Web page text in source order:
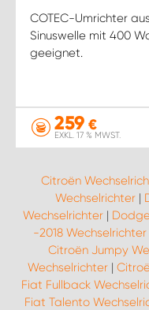
COTEC-Umrichter
Sinuswelle mit 400
geeignet.
259 €
EXKL. 17 % MWST.
Citroën
Wechselrichter|
Wechselrichter |
-2018 Wechselrichter
Citroën Jumpy
Wechselrichter|
Fiat Fullback
Fiat Talento